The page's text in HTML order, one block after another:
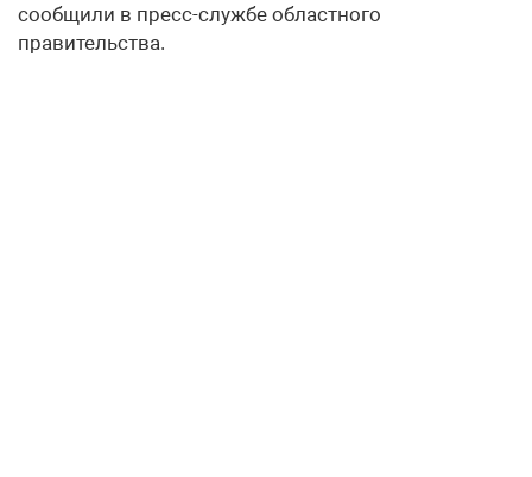
сообщили в пресс-службе областного
правительства.